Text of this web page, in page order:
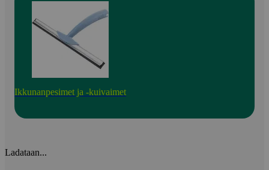
Ikkunanpesimet ja -kuivaimet
Ladataan...